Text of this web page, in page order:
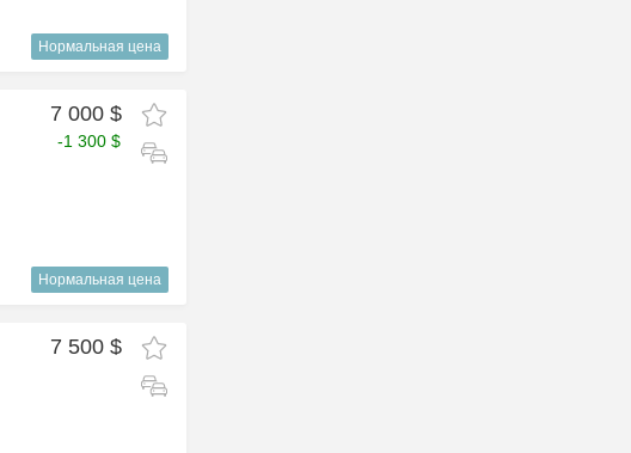
Нормальная цена
7 000 $
-1 300 $
Нормальная цена
7 500 $